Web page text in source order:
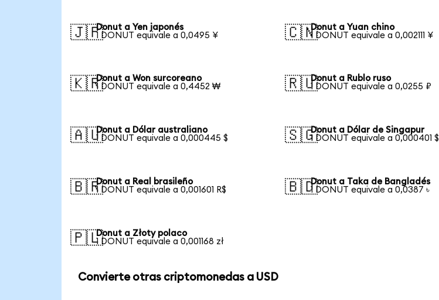
🇯🇵Donut a Yen japonés
1 DONUT equivale a 0,0495 ¥
🇨🇳Donut a Yuan chino
1 DONUT equivale a 0,002111 ¥
🇰🇷Donut a Won surcoreano
1 DONUT equivale a 0,4452 ₩
🇷🇺Donut a Rublo ruso
1 DONUT equivale a 0,0255 ₽
🇦🇺Donut a Dólar australiano
1 DONUT equivale a 0,000445 $
🇸🇬Donut a Dólar de Singapur
1 DONUT equivale a 0,000401 $
🇧🇷Donut a Real brasileño
1 DONUT equivale a 0,001601 R$
🇧🇩Donut a Taka de Bangladés
1 DONUT equivale a 0,0387 ৳
🇵🇱Donut a Złoty polaco
1 DONUT equivale a 0,001168 zł
Convierte otras criptomonedas a USD